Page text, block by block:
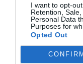
I want to opt-
Retention,
Personal Data
Purposes for
Opted Out
CONFIRM